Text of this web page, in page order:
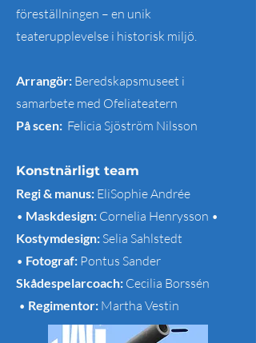
föreställningen – en unik
teaterupplevelse i historisk miljö.
Arrangör: Beredskapsmuseet i
samarbete med Ofeliateatern
På scen: Felicia Sjöström Nilsson
Konstnärligt team
Regi & manus: EliSophie Andrée
• Maskdesign: Cornelia Henrysson •
Kostymdesign: Selia Sahlstedt
• Fotograf: Pontus Sander
Skådespelarcoach: Cecilia Borssén
• Regimentor: Martha Vestin